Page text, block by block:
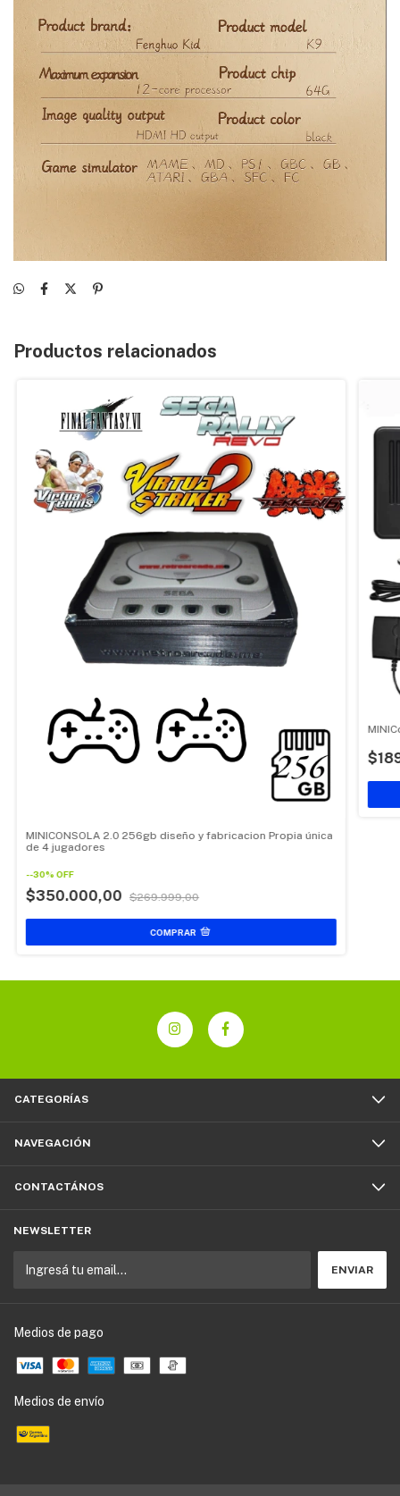
Productos relacionados
MINICONSOLA 2.0 256gb diseño y fabricacion Propia única
de 4 jugadores
--30% OFF
$350.000,00 $269.999,00
CATEGORÍAS
NAVEGACIÓN
CONTACTÁNOS
NEWSLETTER
Medios de pago
Medios de envío